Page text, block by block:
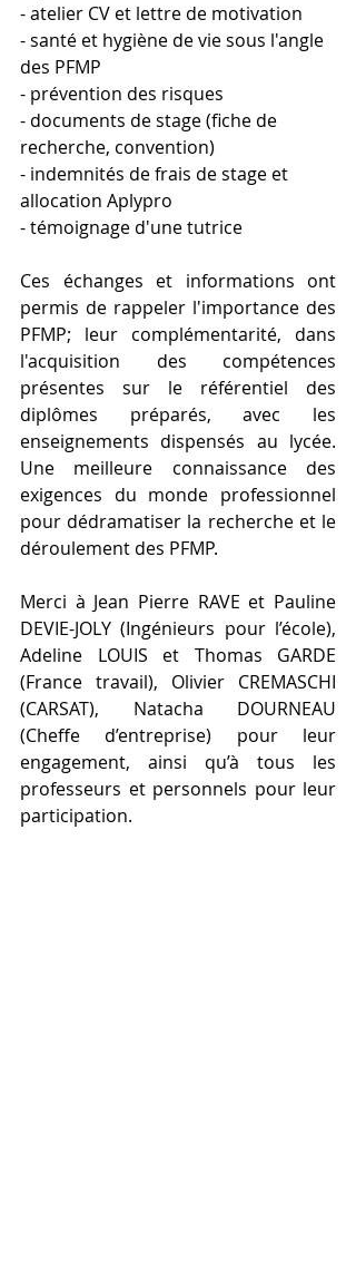
- atelier CV et lettre de motivation
- santé et hygiène de vie sous l'angle
des PFMP
- prévention des risques
- documents de stage (fiche de
recherche, convention)
- indemnités de frais de stage et
allocation Aplypro
- témoignage d'une tutrice
Ces échanges et informations ont
permis de rappeler l'importance des
PFMP; leur complémentarité, dans
l'acquisition des compétences
présentes sur le référentiel des
diplômes préparés, avec les
enseignements dispensés au lycée.
Une meilleure connaissance des
exigences du monde professionnel
pour dédramatiser la recherche et le
déroulement des PFMP.
Merci à Jean Pierre RAVE et Pauline
DEVIE-JOLY (Ingénieurs pour l’école),
Adeline LOUIS et Thomas GARDE
(France travail), Olivier CREMASCHI
(CARSAT), Natacha DOURNEAU
(Cheffe d’entreprise) pour leur
engagement, ainsi qu’à tous les
professeurs et personnels pour leur
participation.